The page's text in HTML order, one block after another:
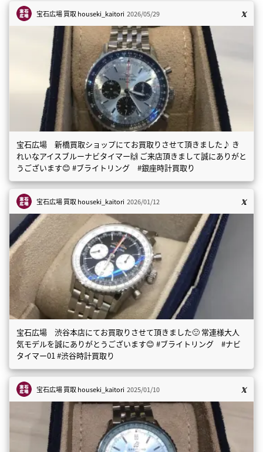
宝石広場 買取houseki_kaitori 2026/05/29
宝石広場 新橋買取ショップにてお買取りさせて頂きました♪ き
れいなアイスブルーナビタイマー🙌 ご来店頂きまして誠にありがと
うございます😊 #ブライトリング #銀座時計買取り
宝石広場 買取houseki_kaitori 2026/01/12
宝石広場 渋谷本店にてお買取りさせて頂きました🙂 常連様大人
気モデルを誠にありがとうございます😊 #ブライトリング #ナビ
タイマー01 #渋谷時計買取り
宝石広場 買取houseki_kaitori 2025/01/10